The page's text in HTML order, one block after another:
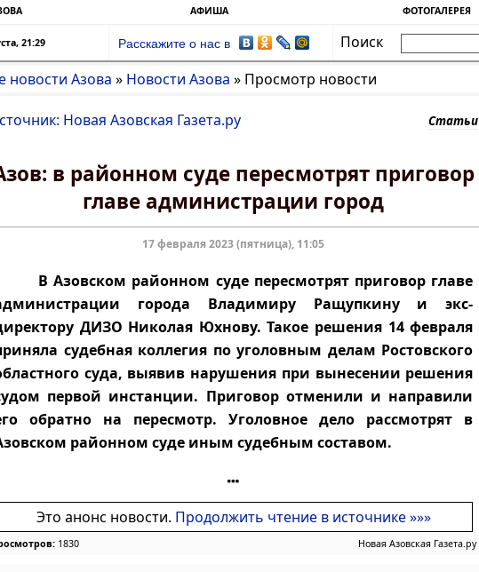
АФИША ФОТОГАЛЕРЕЯ
21:29 Расскажите о нас в
Поиск
новости Азова » Новости Азова » Просмотр новости
Новая Азовская Газета.ру Статьи
в районном суде пересмотрят приговор
главе администрации город
17 февраля 2023 (пятница), 11:05
В Азовском районном суде пересмотрят приговор главе
города Владимиру Ращупкину и экс-
ДИЗО Николая Юхнову. Такое решения 14 февраля
судебная коллегия по уголовным делам Ростовского
суда, выявив нарушения при вынесении решения
первой инстанции. Приговор отменили и направили
обратно на пересмотр. Уголовное дело рассмотрят в
районном суде иным судебным составом.
Это анонс новости. Продолжить чтение в источнике »»»
1830 Новая Азовская Газета.ру